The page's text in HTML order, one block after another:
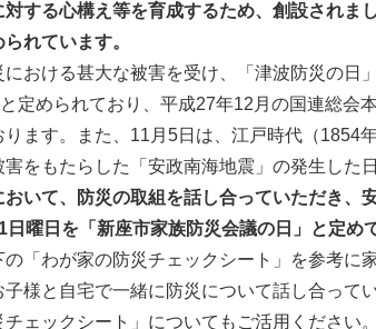
する心構え等を育成するため、創設されま
れています。
おける甚大な被害を受け、「津波防災の日
定められており、平成27年12月の国連総会
ます。また、11月5日は、江戸時代（1854
をもたらした「安政南海地震」の発生した
いて、防災の取組を話し合っていただき、
曜日を「新座市家族防災会議の日」と定め
「わが家の防災チェックシート」を参考に
様と自宅で一緒に防災について話し合って
ェックシート」についてもご活用ください。